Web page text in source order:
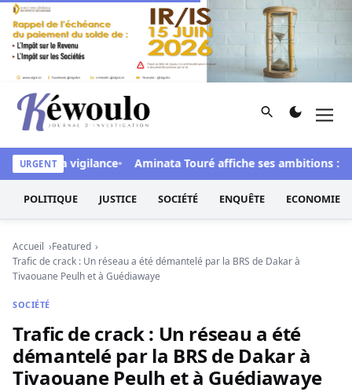
Aller au contenu
Kéwoulo, le premier site d'information et d'investigation
Rechercher
URGENT
à la vigilance Aminata Touré affiche ses ambitions : «
POLITIQUE JUSTICE SOCIÉTÉ ENQUÊTE ECONOMIE
Accueil
Featured
Trafic de crack : Un réseau a été démantelé par la BRS de Dakar à
Tivaouane Peulh et à Guédiawaye
SOCIÉTÉ
Trafic de crack : Un réseau a été
démantelé par la BRS de Dakar à
Tivaouane Peulh et à Guédiawaye